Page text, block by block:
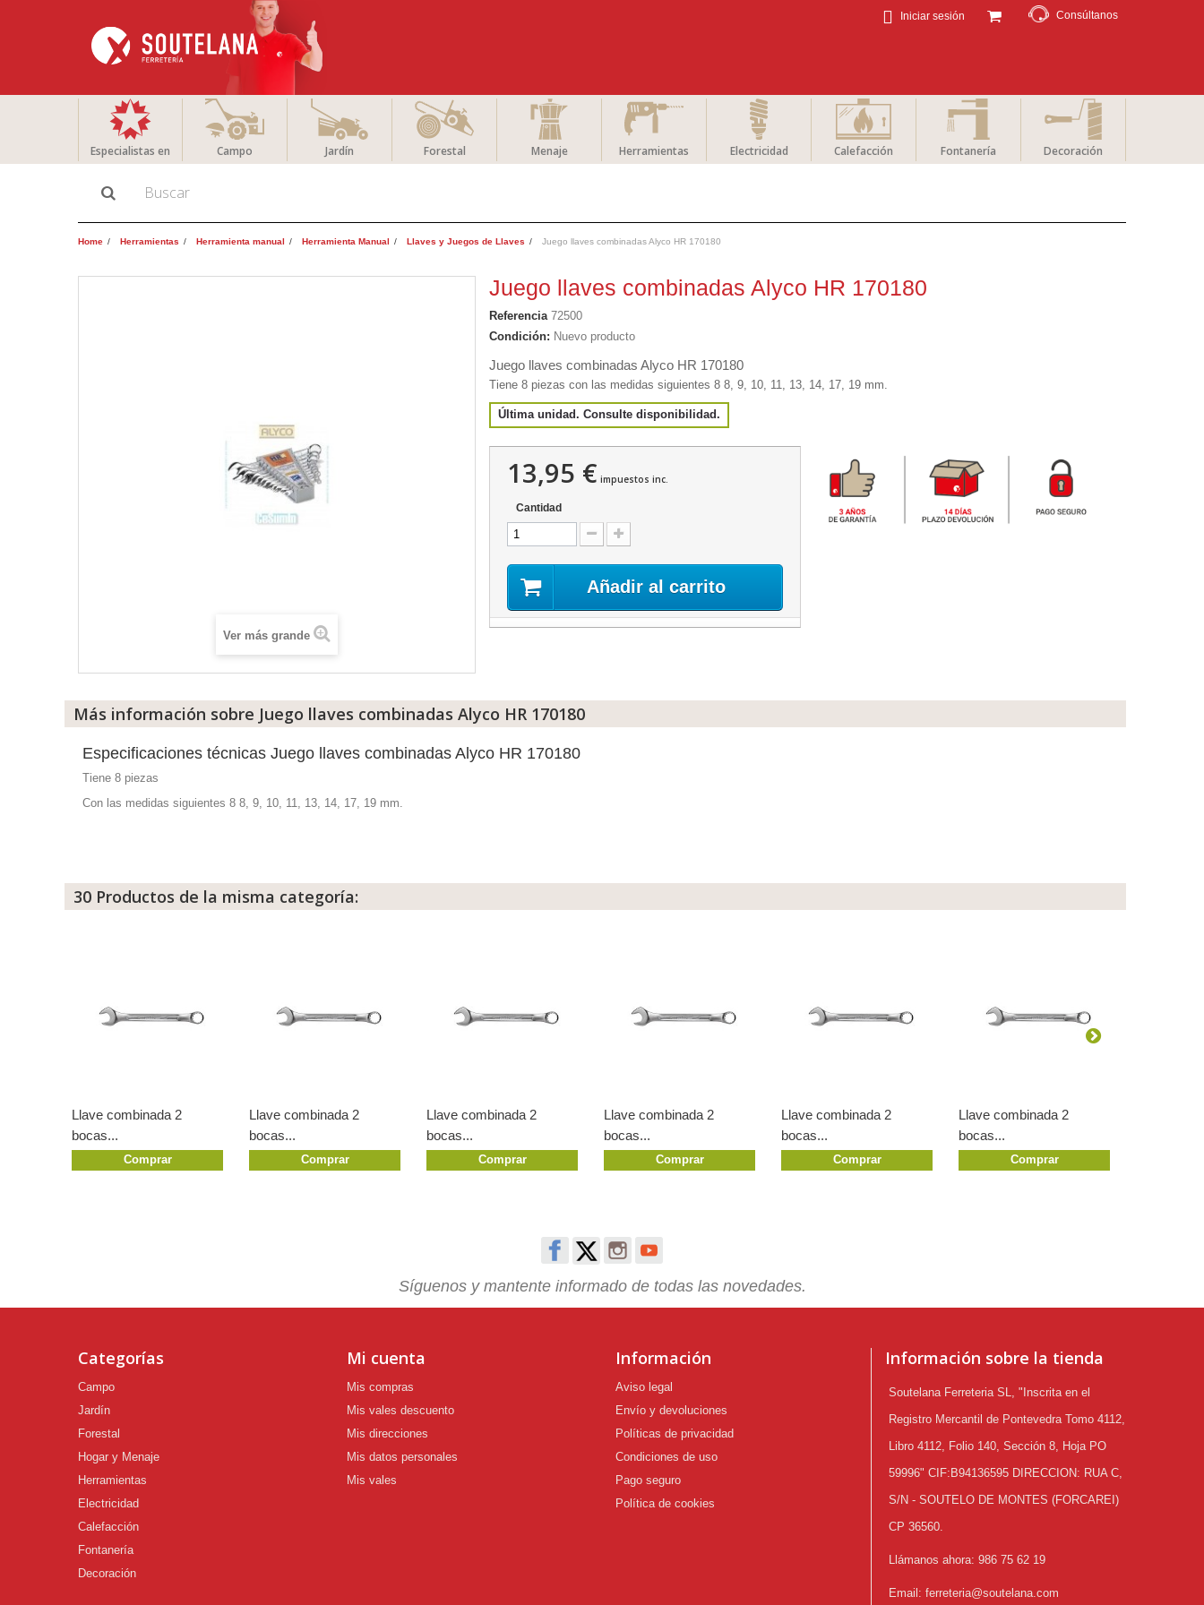
Consúltanos
Iniciar sesión
Especialistas en Campo Jardín Forestal Menaje Herramientas Electricidad Calefacción Fontanería Decoración
Home Herramientas Herramienta manual Herramienta Manual Llaves y Juegos de Llaves Juego llaves combinadas Alyco HR 170180
Ver más grande
Juego llaves combinadas Alyco HR 170180
Referencia 72500
Condición: Nuevo producto
Juego llaves combinadas Alyco HR 170180
Tiene 8 piezas con las medidas siguientes 8 8, 9, 10, 11, 13, 14, 17, 19 mm.
Última unidad. Consulte disponibilidad.
13,95 € impuestos inc.
Cantidad
Añadir al carrito
Más información sobre Juego llaves combinadas Alyco HR 170180
Especificaciones técnicas Juego llaves combinadas Alyco HR 170180
Tiene 8 piezas
Con las medidas siguientes 8 8, 9, 10, 11, 13, 14, 17, 19 mm.
30 Productos de la misma categoría:
Llave combinada 2
bocas...
Comprar
Llave combinada 2
bocas...
Comprar
Llave combinada 2
bocas...
Comprar
Llave combinada 2
bocas...
Comprar
Llave combinada 2
bocas...
Comprar
Llave combinada 2
bocas...
Comprar
Síguenos y mantente informado de todas las novedades.
Categorías
Campo
Jardín
Forestal
Hogar y Menaje
Herramientas
Electricidad
Calefacción
Fontanería
Decoración
Mi cuenta
Mis compras
Mis vales descuento
Mis direcciones
Mis datos personales
Mis vales
Información
Aviso legal
Envío y devoluciones
Políticas de privacidad
Condiciones de uso
Pago seguro
Política de cookies
Información sobre la tienda
Soutelana Ferreteria SL, "Inscrita en el
Registro Mercantil de Pontevedra Tomo 4112,
Libro 4112, Folio 140, Sección 8, Hoja PO
59996" CIF:B94136595 DIRECCION: RUA C,
S/N - SOUTELO DE MONTES (FORCAREI)
CP 36560.
Llámanos ahora: 986 75 62 19
Email: ferreteria@soutelana.com